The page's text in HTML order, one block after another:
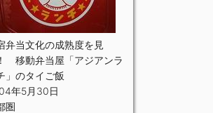
弁当文化の成熟度を見
移動弁当屋「アジアンラ
」のタイご飯
年5月30日
圏